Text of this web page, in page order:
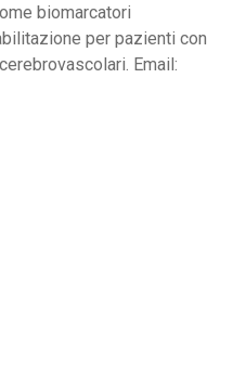
biomarcatori
per pazienti con
Email: